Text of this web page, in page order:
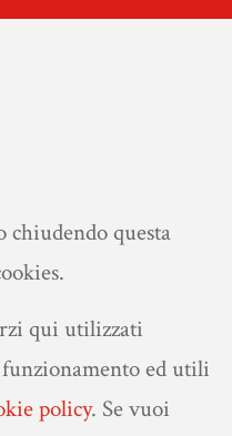
chiudendo questa
qui utilizzati
ed utili
policy. Se vuoi